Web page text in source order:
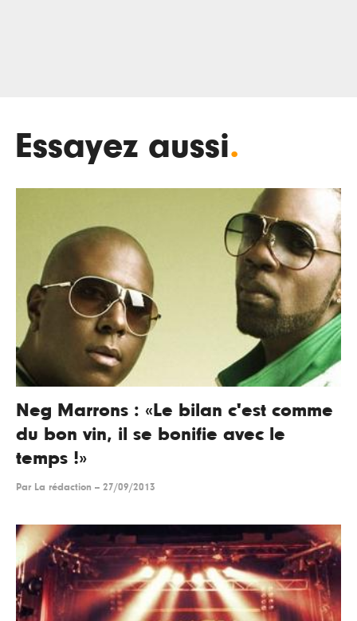
Essayez aussi.
Neg Marrons : «Le bilan c'est comme
du bon vin, il se bonifie avec le
temps !»
Par La rédaction -- 27/09/2013